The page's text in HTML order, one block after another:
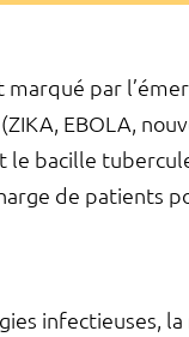
marqué par
EBOLA,
bacille
de patients
infectieuses,